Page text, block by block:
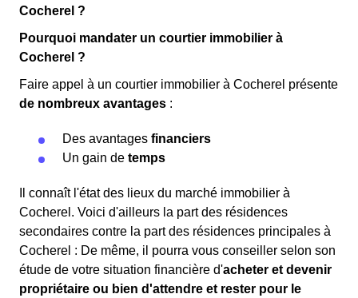
Cocherel ?
Pourquoi mandater un courtier immobilier à
Cocherel ?
Faire appel à un courtier immobilier à Cocherel présente
de nombreux avantages :
Des avantages financiers
Un gain de temps
Il connaît l'état des lieux du marché immobilier à
Cocherel. Voici d'ailleurs la part des résidences
secondaires contre la part des résidences principales à
Cocherel : De même, il pourra vous conseiller selon son
étude de votre situation financière d'acheter et devenir
propriétaire ou bien d'attendre et rester pour le